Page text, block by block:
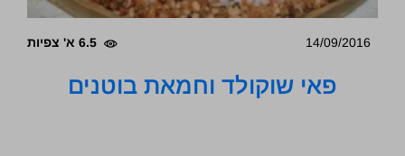
14/09/2016 6.5 א' צפיות
פאי שוקולד וחמאת בוטנים